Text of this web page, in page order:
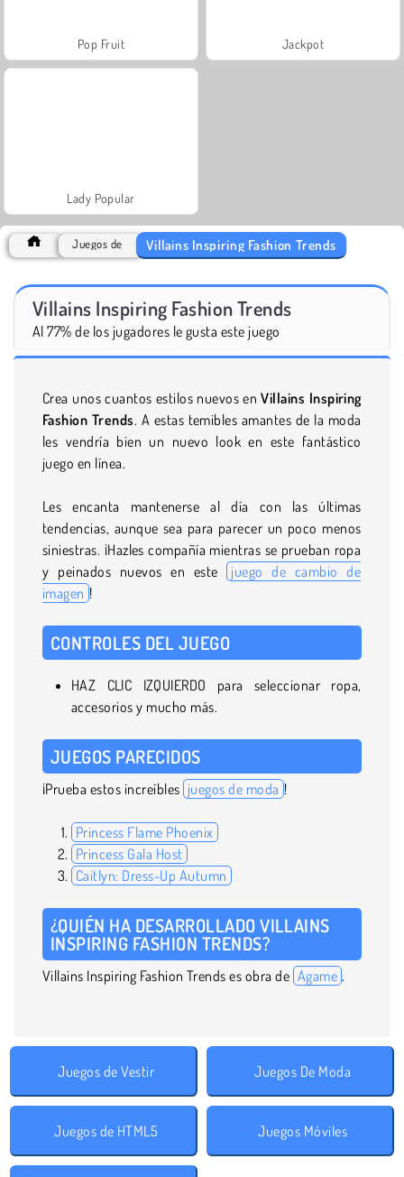
Pop Fruit Jackpot
Lady Popular
Juegos de Villains Inspiring Fashion Trends
Villains Inspiring Fashion Trends
Al 77% de los jugadores le gusta este juego
Crea unos cuantos estilos nuevos enVillains Inspiring
Fashion Trends. A estas temibles amantes de la moda
les vendría bien un nuevo look en este fantástico
juego en línea.
Les encanta mantenerse al día con las últimas
tendencias, aunque sea para parecer un poco menos
siniestras. ¡Hazles compañía mientras se prueban ropa
y peinados nuevos en este juego de cambio de
imagen !
CONTROLES DEL JUEGO
HAZ CLIC IZQUIERDO para seleccionar ropa,
accesorios y mucho más.
JUEGOS PARECIDOS
¡Prueba estos increíbles juegos de moda !
Princess Flame Phoenix
Princess Gala Host
Caitlyn: Dress-Up Autumn
¿QUIÉN HA DESARROLLADO VILLAINS
INSPIRING FASHION TRENDS?
Villains Inspiring Fashion Trends es obra de Agame .
Juegos de Vestir Juegos De Moda
Juegos de HTML5 Juegos Móviles